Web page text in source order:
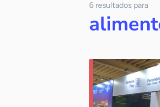
Notícias
6 resultados para